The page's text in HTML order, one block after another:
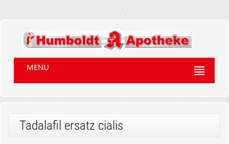
MENU
Tadalafil ersatz cialis